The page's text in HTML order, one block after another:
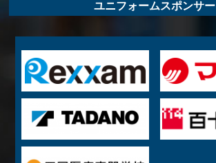
ユニフォームスポンサー